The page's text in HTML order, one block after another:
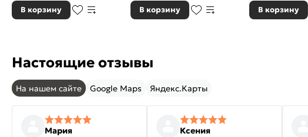
В корзину В корзину В корзину
Настоящие отзывы
На нашем сайте Google Maps Яндекс.Карты
Мария Ксения